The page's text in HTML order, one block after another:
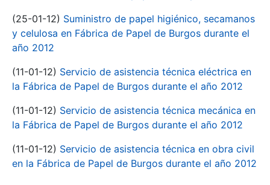
(25-01-12) Suministro de papel higiénico, secamanos
y celulosa en Fábrica de Papel de Burgos durante el
año 2012
(11-01-12) Servicio de asistencia técnica eléctrica en
la Fábrica de Papel de Burgos durante el año 2012
(11-01-12) Servicio de asistencia técnica mecánica en
la Fábrica de Papel de Burgos durante el año 2012
(11-01-12) Servicio de asistencia técnica en obra civil
en la Fábrica de Papel de Burgos durante el año 2012